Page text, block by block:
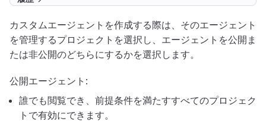
カスタムエージェントを作成する際は、そのエージェント
を管理するプロジェクトを選択し、エージェントを公開ま
たは非公開のどちらにするかを選択します。
公開エージェント:
誰でも閲覧でき、前提条件を満たすすべてのプロジェク
トで有効にできます。